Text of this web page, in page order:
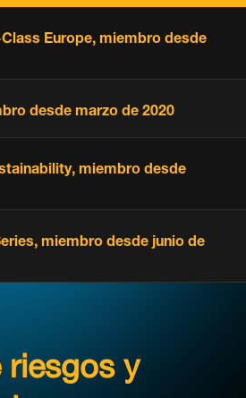
Europe, miembro desde
desde marzo de 2020
miembro desde
miembro desde junio de
y